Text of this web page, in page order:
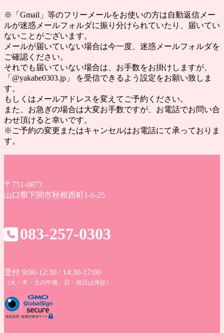
※「Gmail」等のフリーメールをお使いの方は自動返信メー
ルが迷惑メールフォルダに振り分けられていたり、届いてい
ないことがございます。
メールが届いていない場合は今一度、迷惑メールフォルダを
ご確認ください。
それでも届いていない場合は、お手数をお掛けしますが、
「@yakabe0303.jp」 を受信できるよう設定をお願い致しま
す。
もしくはメールアドレスを変えてご予約ください。
また、お急ぎの場合は大変お手数ですが、お電話でお問い合
わせ頂けると幸いです。
※ご予約の変更またはキャンセルはお電話にて承っておりま
す。
〒751-0873
山口県下関市秋根西町1-6-25
083-257-0303
受付 9:00-12:30 / 14:30-17:00
（火・木・土の午後、日・祝日は休診）